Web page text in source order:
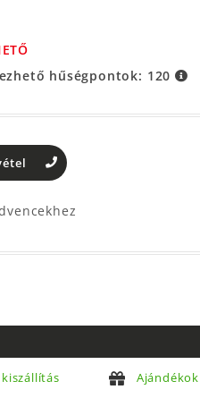
hűségpontok: 120
Ajándékok